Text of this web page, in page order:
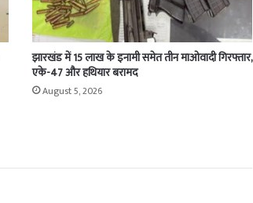
झारखंड में 15 लाख के इनामी समेत तीन माओवादी गिरफ्तार,
एके-47 और हथियार बरामद
August 5, 2026